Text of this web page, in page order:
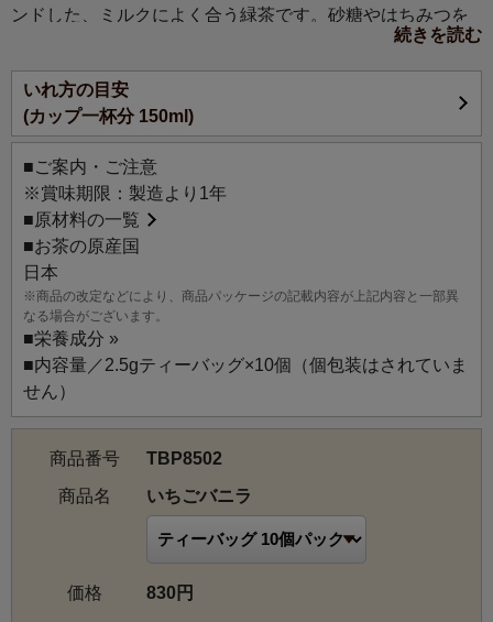
ンドした、ミルクによく合う緑茶です。砂糖やはちみつを
続きを読む
いれ方の目安
(カップ一杯分 150ml)
■ご案内・ご注意
※賞味期限：製造より1年
■原材料の一覧
■お茶の原産国
日本
※商品の改定などにより、商品パッケージの記載内容が上記内容と一部異
なる場合がございます。
■栄養成分 »
■内容量／2.5gティーバッグ×10個（個包装はされていま
せん）
商品番号
TBP8502
商品名
いちごバニラ
価格 830円